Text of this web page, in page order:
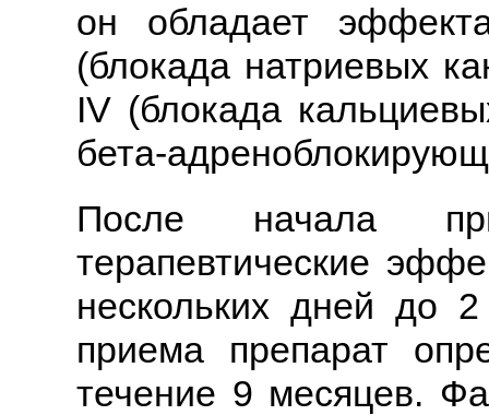
он обладает
(блокада натриевых
IV (блокада
бета-
После начала
терапевтические
нескольких дней до
приема препарат
течение 9 месяцев.